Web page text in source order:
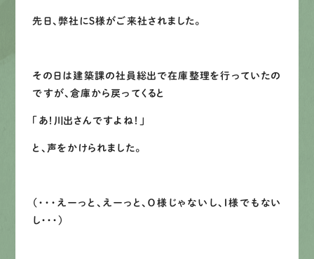
先輩インタビュー
有 資格者が、無料建
0120-44-2605
定休日 日曜・祝日
先日、弊社にＳ様がご来社されました。
その日は建築課の社員総出で在庫整理を行っていたの
ですが、倉庫から戻ってくると
「あ！川出さんですよね！」
と、声をかけられました。
（・・・えーっと、えーっと、Ｏ様じゃないし、Ｉ様でもない
し・・・）